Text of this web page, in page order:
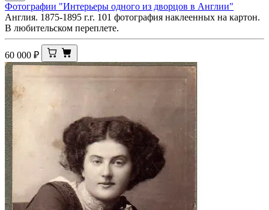
Фотографии "Интерьеры одного из дворцов в Англии"
Англия. 1875-1895 г.г. 101 фотография наклеенных на картон.
В любительском переплете.
60 000 ₽